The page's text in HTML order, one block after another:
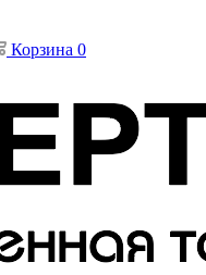
Корзина 0